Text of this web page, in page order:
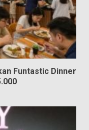
Funtastic Dinner